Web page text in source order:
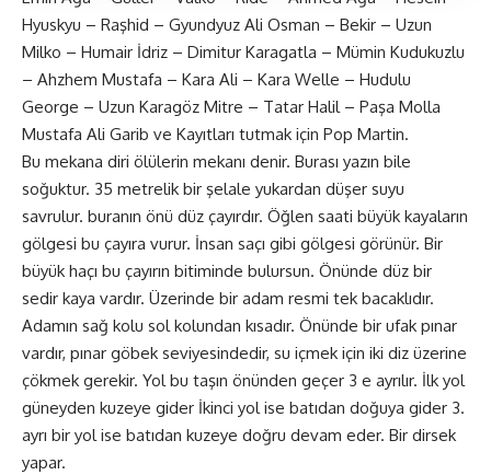
Hyuskyu – Raşhid – Gyundyuz Ali Osman – Bekir – Uzun
Milko – Humair İdriz – Dimitur Karagatla – Mümin Kudukuzlu
– Ahzhem Mustafa – Kara Ali – Kara Welle – Hudulu
George – Uzun Karagöz Mitre – Tatar Halil – Paşa Molla
Mustafa Ali Garib ve Kayıtları tutmak için Pop Martin.
Bu mekana diri ölülerin mekanı denir. Burası yazın bile
soğuktur. 35 metrelik bir şelale yukardan düşer suyu
savrulur. buranın önü düz çayırdır. Öğlen saati büyük kayaların
gölgesi bu çayıra vurur. İnsan saçı gibi gölgesi görünür. Bir
büyük haçı bu çayırın bitiminde bulursun. Önünde düz bir
sedir kaya vardır. Üzerinde bir adam resmi tek bacaklıdır.
Adamın sağ kolu sol kolundan kısadır. Önünde bir ufak pınar
vardır, pınar göbek seviyesindedir, su içmek için iki diz üzerine
çökmek gerekir. Yol bu taşın önünden geçer 3 e ayrılır. İlk yol
güneyden kuzeye gider İkinci yol ise batıdan doğuya gider 3.
ayrı bir yol ise batıdan kuzeye doğru devam eder. Bir dirsek
yapar.